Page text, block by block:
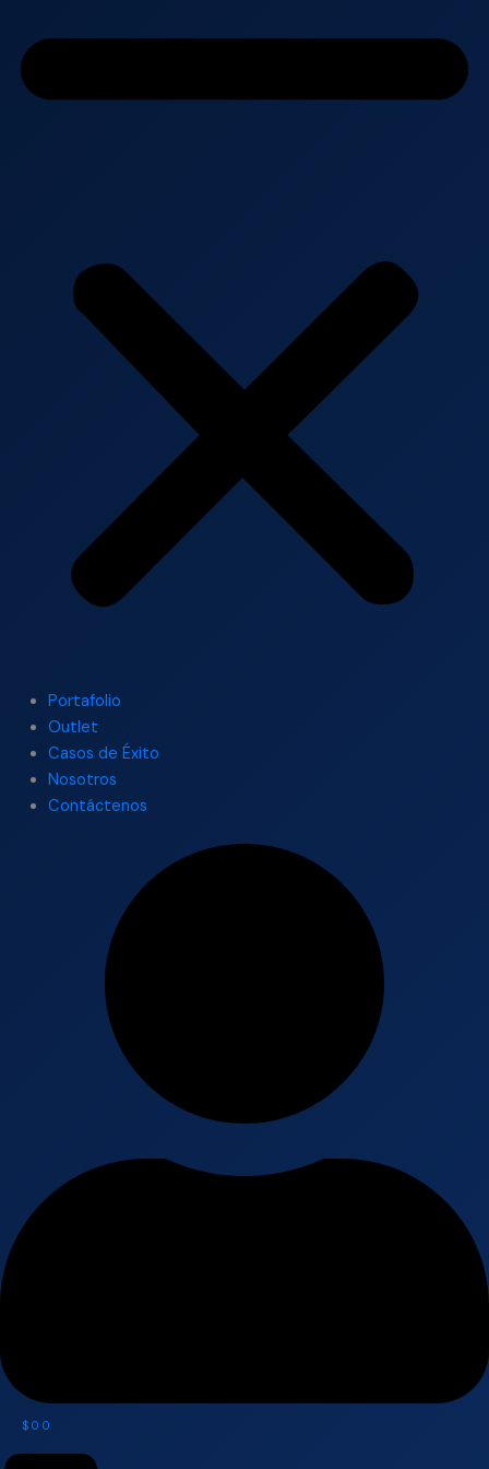
Portafolio
Outlet
Casos de Éxito
Nosotros
Contáctenos
$ 0 0